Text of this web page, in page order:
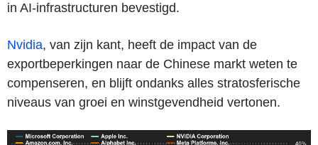
in AI-infrastructuren bevestigd.
Nvidia, van zijn kant, heeft de impact van de
exportbeperkingen naar de Chinese markt weten te
compenseren, en blijft ondanks alles stratosferische
niveaus van groei en winstgevendheid vertonen.